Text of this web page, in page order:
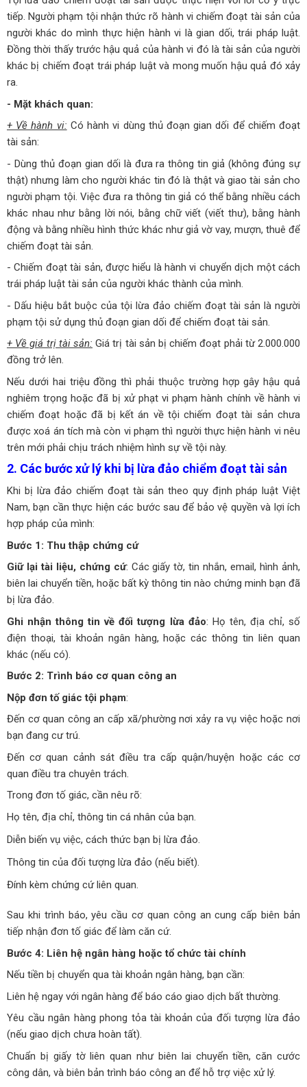
tiếp. Người phạm tội nhận thức rõ hành vi chiếm đoạt tài sản của
người khác do mình thực hiện hành vi là gian dối, trái pháp luật.
Đồng thời thấy trước hậu quả của hành vi đó là tài sản của người
khác bị chiếm đoạt trái pháp luật và mong muốn hậu quả đó xảy
ra.
- Mặt khách quan:
+ Về hành vi: Có hành vi dùng thủ đoạn gian dối để chiếm đoạt
tài sản:
- Dùng thủ đoạn gian dối là đưa ra thông tin giả (không đúng sự
thật) nhưng làm cho người khác tin đó là thật và giao tài sản cho
người phạm tội. Việc đưa ra thông tin giả có thể bằng nhiều cách
khác nhau như bằng lời nói, bằng chữ viết (viết thư), bằng hành
động và bằng nhiều hình thức khác như giả vờ vay, mượn, thuê để
chiếm đoạt tài sản.
- Chiếm đoạt tài sản, được hiểu là hành vi chuyển dịch một cách
trái pháp luật tài sản của người khác thành của mình.
- Dấu hiệu bắt buộc của tội lừa đảo chiếm đoạt tài sản là người
phạm tội sử dụng thủ đoạn gian dối để chiếm đoạt tài sản.
+ Về giá trị tài sản: Giá trị tài sản bị chiếm đoạt phải từ 2.000.000
đồng trở lên.
Nếu dưới hai triệu đồng thì phải thuộc trường hợp gây hậu quả
nghiêm trọng hoặc đã bị xử phạt vi phạm hành chính về hành vi
chiếm đoạt hoặc đã bị kết án về tội chiếm đoạt tài sản chưa
được xoá án tích mà còn vi phạm thì người thực hiện hành vi nêu
trên mới phải chịu trách nhiệm hình sự về tội này.
2. Các bước xử lý khi bị lừa đảo chiểm đoạt tài sản
Khi bị lừa đảo chiếm đoạt tài sản theo quy định pháp luật Việt
Nam, bạn cần thực hiện các bước sau để bảo vệ quyền và lợi ích
hợp pháp của mình:
Bước 1: Thu thập chứng cứ
Giữ lại tài liệu, chứng cứ: Các giấy tờ, tin nhắn, email, hình ảnh,
biên lai chuyển tiền, hoặc bất kỳ thông tin nào chứng minh bạn đã
bị lừa đảo.
Ghi nhận thông tin về đối tượng lừa đảo: Họ tên, địa chỉ, số
điện thoại, tài khoản ngân hàng, hoặc các thông tin liên quan
khác (nếu có).
Bước 2: Trình báo cơ quan công an
Nộp đơn tố giác tội phạm:
Đến cơ quan công an cấp xã/phường nơi xảy ra vụ việc hoặc nơi
bạn đang cư trú.
Đến cơ quan cảnh sát điều tra cấp quận/huyện hoặc các cơ
quan điều tra chuyên trách.
Trong đơn tố giác, cần nêu rõ:
Họ tên, địa chỉ, thông tin cá nhân của bạn.
Diễn biến vụ việc, cách thức bạn bị lừa đảo.
Thông tin của đối tượng lừa đảo (nếu biết).
Đính kèm chứng cứ liên quan.
Sau khi trình báo, yêu cầu cơ quan công an cung cấp biên bản
tiếp nhận đơn tố giác để làm căn cứ.
Bước 4: Liên hệ ngân hàng hoặc tổ chức tài chính
Nếu tiền bị chuyển qua tài khoản ngân hàng, bạn cần:
Liên hệ ngay với ngân hàng để báo cáo giao dịch bất thường.
Yêu cầu ngân hàng phong tỏa tài khoản của đối tượng lừa đảo
(nếu giao dịch chưa hoàn tất).
Chuẩn bị giấy tờ liên quan như biên lai chuyển tiền, căn cước
công dân, và biên bản trình báo công an để hỗ trợ việc xử lý.